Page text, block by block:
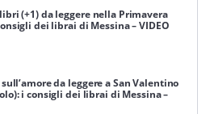
(+1) da leggere nella Primavera
dei librai di Messina – VIDEO
da leggere a San Valentino
i consigli dei librai di Messina –